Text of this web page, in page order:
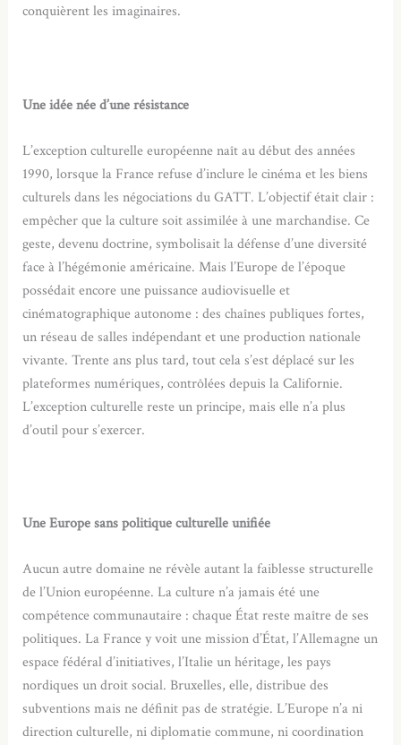
conquièrent les imaginaires.
Une idée née d’une résistance
L’exception culturelle européenne naît au début des années
1990, lorsque la France refuse d’inclure le cinéma et les biens
culturels dans les négociations du GATT. L’objectif était clair :
empêcher que la culture soit assimilée à une marchandise. Ce
geste, devenu doctrine, symbolisait la défense d’une diversité
face à l’hégémonie américaine. Mais l’Europe de l’époque
possédait encore une puissance audiovisuelle et
cinématographique autonome : des chaînes publiques fortes,
un réseau de salles indépendant et une production nationale
vivante. Trente ans plus tard, tout cela s’est déplacé sur les
plateformes numériques, contrôlées depuis la Californie.
L’exception culturelle reste un principe, mais elle n’a plus
d’outil pour s’exercer.
Une Europe sans politique culturelle unifiée
Aucun autre domaine ne révèle autant la faiblesse structurelle
de l’Union européenne. La culture n’a jamais été une
compétence communautaire : chaque État reste maître de ses
politiques. La France y voit une mission d’État, l’Allemagne un
espace fédéral d’initiatives, l’Italie un héritage, les pays
nordiques un droit social. Bruxelles, elle, distribue des
subventions mais ne définit pas de stratégie. L’Europe n’a ni
direction culturelle, ni diplomatie commune, ni coordination